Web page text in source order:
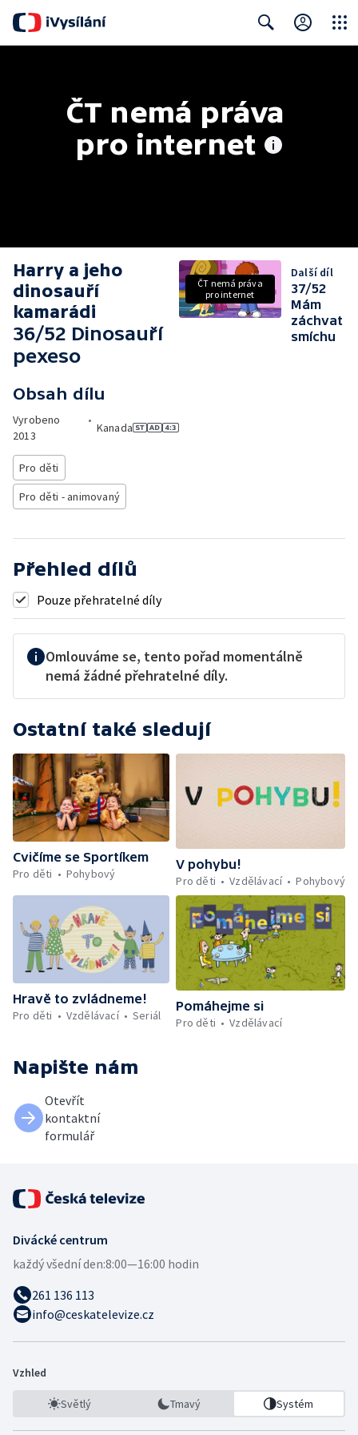
ČT nemá práva
pro internet
Harry a jeho
dinosauří
kamarádi
36/52 Dinosauří
pexeso
Obsah dílu
Vyrobeno
2013
•
Kanada
Pro děti
Pro děti - animovaný
ČT nemá práva
pro internet
Další díl
37/52
Mám
záchvat
smíchu
Přehled dílů
Pouze přehratelné díly
Omlouváme se, tento pořad momentálně
nemá žádné přehratelné díly.
Ostatní také sledují
Cvičíme se Sportíkem
Pro děti
Pohybový
V pohybu!
Pro děti
Vzdělávací Pohybový
Hravě to zvládneme!
Pro děti
Vzdělávací Seriál
Pomáhejme si
Pro děti
Vzdělávací
Napište nám
Otevřít
kontaktní
formulář
Divácké centrum
každý všední den:8:00—16:00 hodin
261 136 113
info@ceskatelevize.cz
Vzhled
Světlý Tmavý Systém